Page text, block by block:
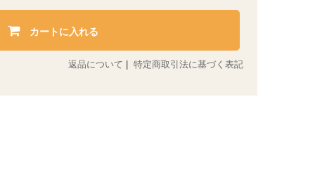
カートに入れる
返品について 特定商取引法に基づく表記